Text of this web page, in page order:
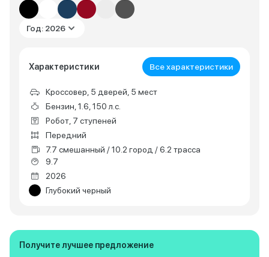
Год: 2026
Характеристики Все характеристики
Кроссовер, 5 дверей, 5 мест
Бензин, 1.6, 150 л.с.
Робот, 7 ступеней
Передний
7.7 смешанный / 10.2 город / 6.2 трасса
9.7
2026
Глубокий черный
Получите лучшее предложение